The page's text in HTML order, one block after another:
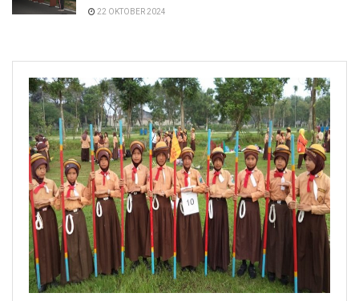
22 OKTOBER 2024